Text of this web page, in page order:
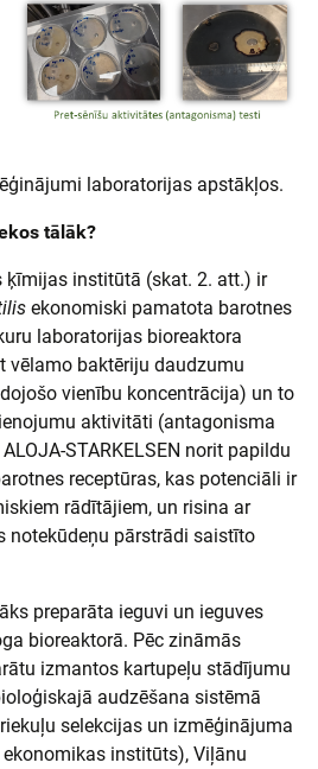
laboratorijas apstākļos.
tālāk?
ķīmijas institūtā (skat. 2. att.) ir
ekonomiski pamatota barotnes
laboratorijas bioreaktora
vēlamo baktēriju daudzumu
vienību koncentrācija) un to
aktivitāti (antagonisma
STARKELSEN norit papildu
receptūras, kas potenciāli ir
rādītājiem, un risina ar
notekūdeņu pārstrādi saistīto
preparāta ieguvi un ieguves
bioreaktorā. Pēc zināmās
izmantos kartupeļu stādījumu
audzēšana sistēmā
selekcijas un izmēģinājuma
institūts), Viļānu